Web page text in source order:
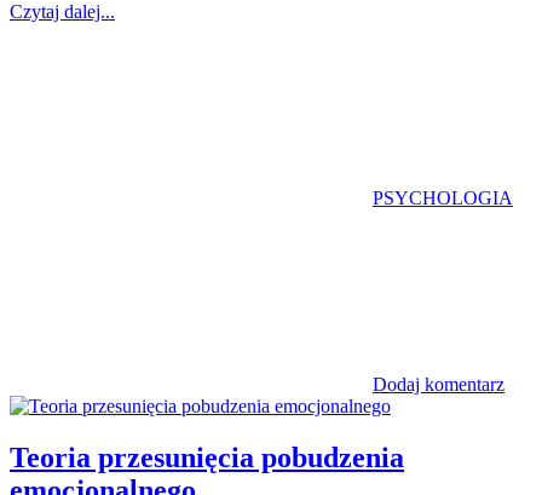
Czytaj dalej...
PSYCHOLOGIA
Dodaj komentarz
Teoria przesunięcia pobudzenia